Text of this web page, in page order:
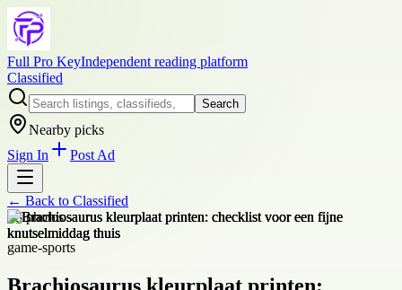
Full Pro KeyIndependent reading platform
Classified
Search
Nearby picks
Sign In
Post Ad
← Back to Classified
+3photos
game-sports